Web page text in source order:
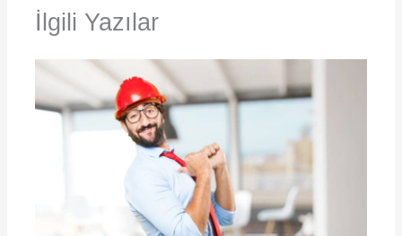
İlgili Yazılar